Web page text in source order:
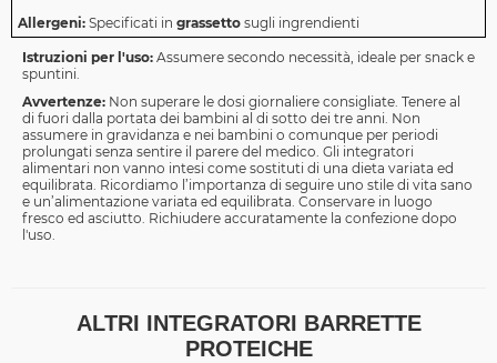
Allergeni: Specificati in grassetto sugli ingrendienti
Istruzioni per l'uso: Assumere secondo necessità, ideale per snack e
spuntini.
Avvertenze: Non superare le dosi giornaliere consigliate. Tenere al
di fuori dalla portata dei bambini al di sotto dei tre anni. Non
assumere in gravidanza e nei bambini o comunque per periodi
prolungati senza sentire il parere del medico. Gli integratori
alimentari non vanno intesi come sostituti di una dieta variata ed
equilibrata. Ricordiamo l’importanza di seguire uno stile di vita sano
e un’alimentazione variata ed equilibrata. Conservare in luogo
fresco ed asciutto. Richiudere accuratamente la confezione dopo
l'uso.
ALTRI INTEGRATORI BARRETTE
PROTEICHE